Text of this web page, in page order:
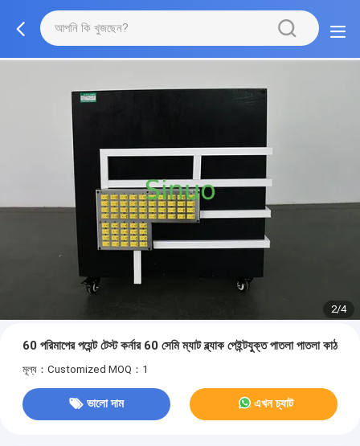
2/4
60 পরিমাপের পয়েন্ট টেস্ট কর্নার 60 সেমি ম্যাট ব্ল্যাক পেইন্টযুক্ত পাতলা পাতলা কাঠ
মূল্য：Customized MOQ：1
ভালো দাম এখন চ্যাট